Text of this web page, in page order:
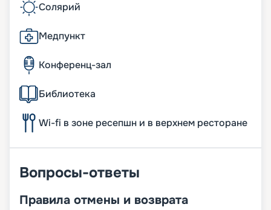
Солярий
Медпункт
Конференц-зал
Библиотека
Wi-fi в зоне ресепшн и в верхнем ресторане
Вопросы-ответы
Правила отмены и возврата